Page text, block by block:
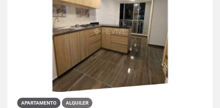
APARTAMENTO ALQUILER